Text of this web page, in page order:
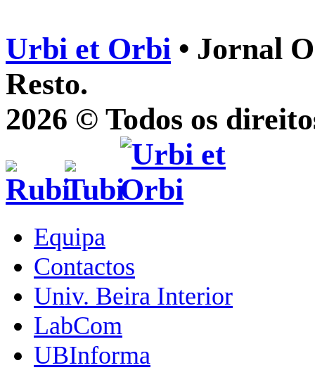
Urbi et Orbi • Jornal
Resto.
2026 © Todos os
Equipa
Contactos
Univ. Beira Interior
LabCom
UBInforma